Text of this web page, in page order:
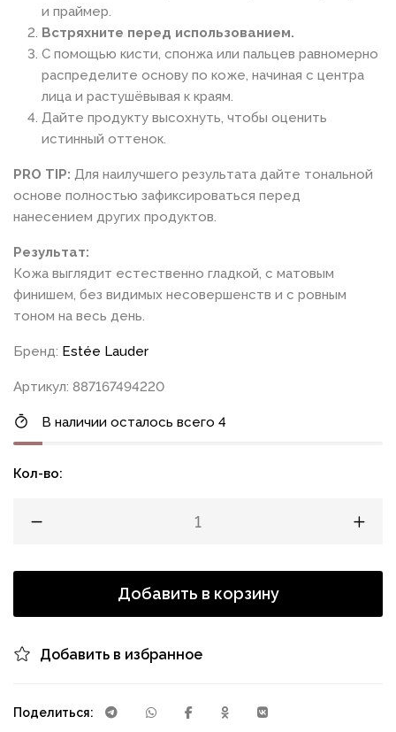
и праймер.
Встряхните перед использованием.
С помощью кисти, спонжа или пальцев равномерно
распределите основу по коже, начиная с центра
лица и растушёвывая к краям.
Дайте продукту высохнуть, чтобы оценить
истинный оттенок.
PRO TIP: Для наилучшего результата дайте тональной
основе полностью зафиксироваться перед
нанесением других продуктов.
Результат:
Кожа выглядит естественно гладкой, с матовым
финишем, без видимых несовершенств и с ровным
тоном на весь день.
Бренд: Estée Lauder
Артикул: 887167494220
В наличии осталось всего 4
Кол-во:
Добавить в корзину
Добавить в избранное
Поделиться: